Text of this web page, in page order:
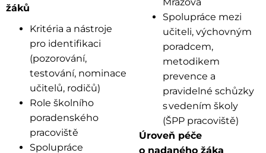
žáků
Kritéria a nástroje
pro identifikaci
(pozorování,
testování, nominace
učitelů, rodičů)
Role školního
poradenského
pracoviště
Spolupráce
Mrázová
Spolupráce mezi
učiteli, výchovným
poradcem,
metodikem
prevence a
pravidelné schůzky
s vedením školy
(ŠPP pracoviště)
Úroveň péče
o nadaného žáka